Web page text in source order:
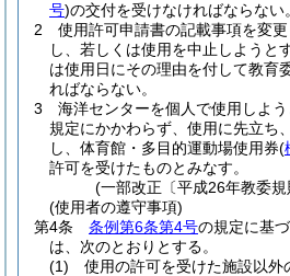
号)の交付を受けなければならない。
2
使用許可申請書の記載事項を変
し、若しくは使用を中止しようと
は使用日にその理由を付して教育
ればならない。
3
海洋センターを個人で使用しよう
規定にかかわらず、使用に先立ち
し、体育館・多目的運動場使用券(
許可を受けたものとみなす。
(一部改正〔平成26年教委
(使用者の遵守事項)
第4条
条例第6条第4号の規定に基
は、次のとおりとする。
(1)
使用の許可を受けた施設以外